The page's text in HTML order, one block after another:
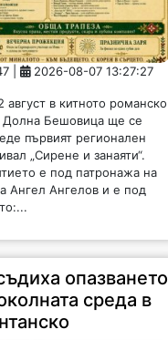
| 2026-08-07 13:27:27
август в китното романско
Долна Бешовица ще се
първият регионален
„Сирене и занаяти“.
е под патронажа на
Ангел Ангелов и е под
опазването
среда в